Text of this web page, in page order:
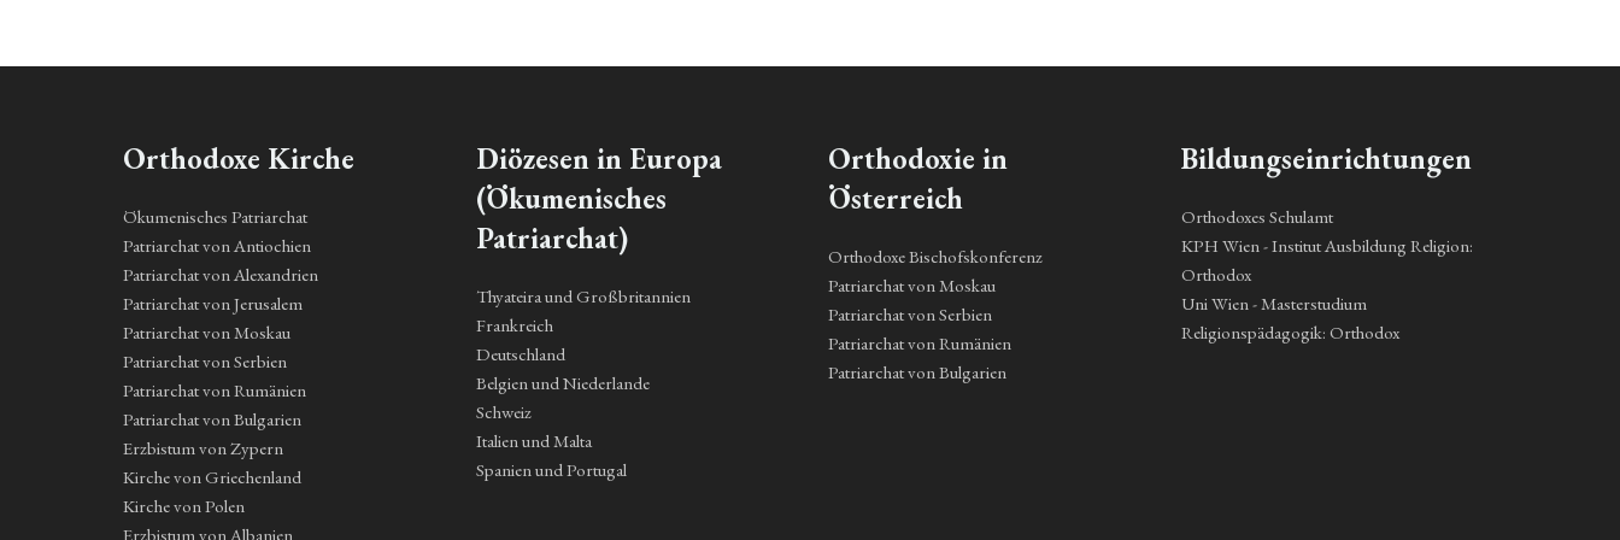
Orthodoxe Kirche
Ökumenisches Patriarchat
Patriarchat von Antiochien
Patriarchat von Alexandrien
Patriarchat von Jerusalem
Patriarchat von Moskau
Patriarchat von Serbien
Patriarchat von Rumänien
Patriarchat von Bulgarien
Erzbistum von Zypern
Kirche von Griechenland
Kirche von Polen
Erzbistum von Albanien
Diözesen in Europa
(Ökumenisches
Patriarchat)
Thyateira und Großbritannien
Frankreich
Deutschland
Belgien und Niederlande
Schweiz
Italien und Malta
Spanien und Portugal
Orthodoxie in
Österreich
Orthodoxe Bischofskonferenz
Patriarchat von Moskau
Patriarchat von Serbien
Patriarchat von Rumänien
Patriarchat von Bulgarien
Bildungseinrichtungen
Orthodoxes Schulamt
KPH Wien - Institut Ausbildung Religion:
Orthodox
Uni Wien - Masterstudium
Religionspädagogik: Orthodox